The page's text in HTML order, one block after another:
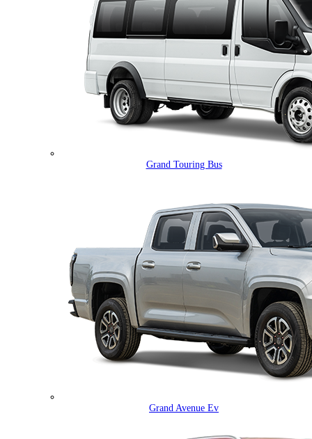
Grand Touring Bus
Grand Avenue Ev